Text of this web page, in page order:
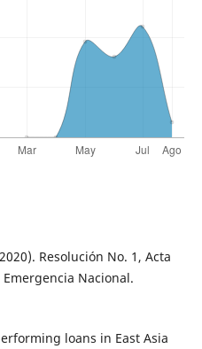
Resolución No. 1, Acta
Nacional.
loans in East Asia